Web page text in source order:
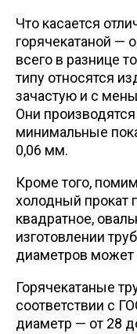
Что касается
горячекатаной —
всего в разнице
типу относятся
зачастую и с
Они
минимальные
0,06 мм.
Кроме того,
холодный прокат
квадратное,
изготовлении
диаметров может
Горячекатаные
соответствии с
диаметр — от 28